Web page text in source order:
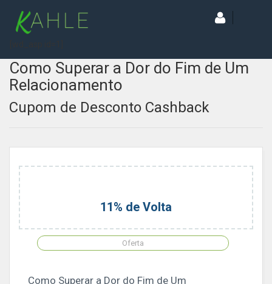
Como Superar a Dor do Fim de Um
Relacionamento
Cupom de Desconto Cashback
11% de Volta
Oferta
Como Superar a Dor do Fim de Um